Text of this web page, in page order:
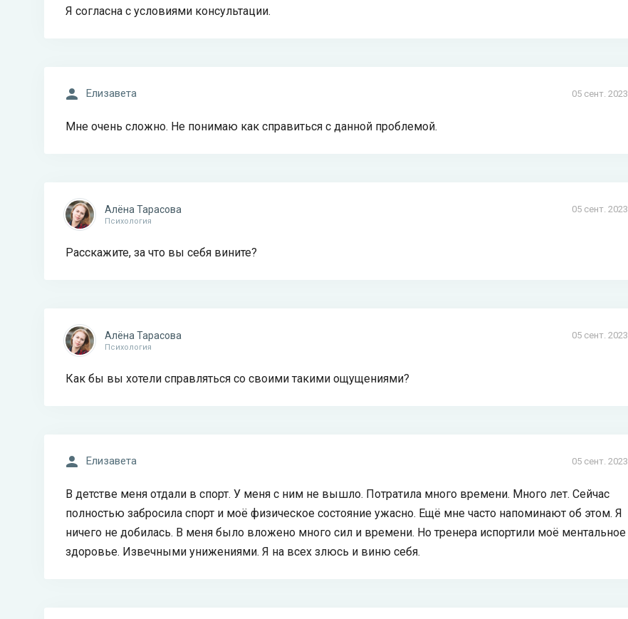
Я согласна с условиями консультации.
05 сент. 2023
Елизавета
Мне очень сложно. Не понимаю как справиться с данной проблемой.
05 сент. 2023
Алёна Тарасова
Психология
Расскажите, за что вы себя вините?
05 сент. 2023
Алёна Тарасова
Психология
Как бы вы хотели справляться со своими такими ощущениями?
05 сент. 2023
Елизавета
В детстве меня отдали в спорт. У меня с ним не вышло. Потратила много времени. Много лет. Сейчас
полностью забросила спорт и моё физическое состояние ужасно. Ещё мне часто напоминают об этом. Я
ничего не добилась. В меня было вложено много сил и времени. Но тренера испортили моё ментальное
здоровье. Извечными унижениями. Я на всех злюсь и виню себя.